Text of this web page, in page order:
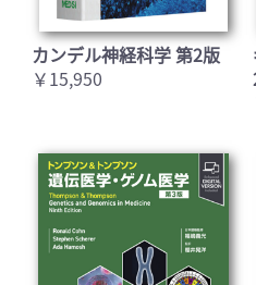
カンデル神経科学 第2版
￥15,950